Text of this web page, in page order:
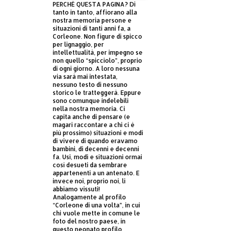
PERCHÈ QUESTA PAGINA? Di
tanto in tanto, affiorano alla
nostra memoria persone e
situazioni di tanti anni fa, a
Corleone. Non figure di spicco
per lignaggio, per
intellettualità, per impegno se
non quello “spicciolo”, proprio
di ogni giorno. A loro nessuna
via sarà mai intestata,
nessuno testo di nessuno
storico le tratteggerà. Eppure
sono comunque indelebili
nella nostra memoria. Ci
capita anche di pensare (e
magari raccontare a chi ci è
più prossimo) situazioni e modi
di vivere di quando eravamo
bambini, di decenni e decenni
fa. Usi, modi e situazioni ormai
così desueti da sembrare
appartenenti a un antenato. E
invece noi, proprio noi, li
abbiamo vissuti!
Analogamente al profilo
“Corleone di una volta”, in cui
chi vuole mette in comune le
foto del nostro paese, in
questo neonato profilo